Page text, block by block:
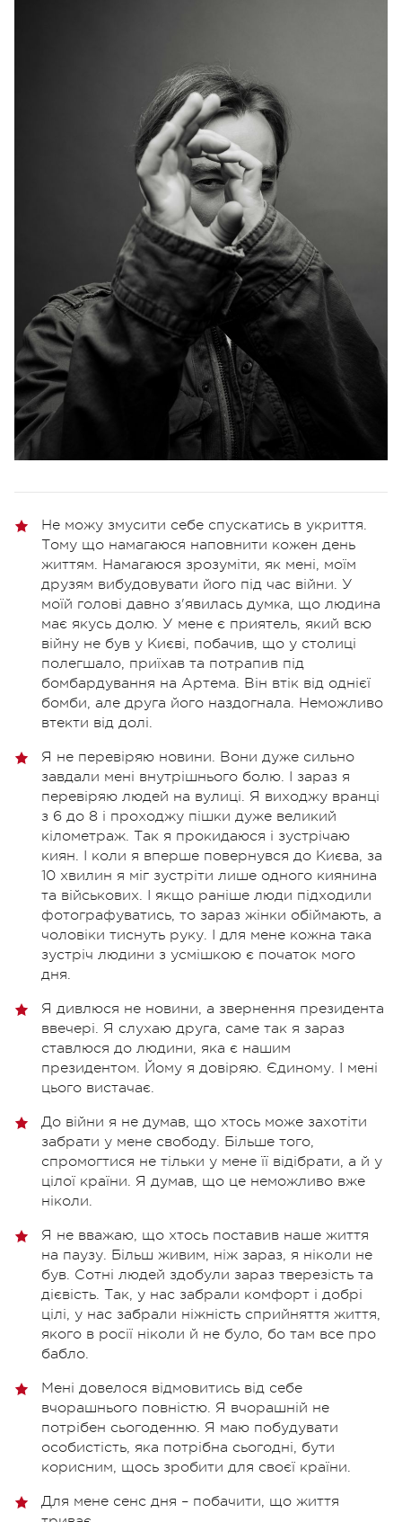
Не можу змусити себе спускатись в укриття.
Тому що намагаюся наповнити кожен день
життям. Намагаюся зрозуміти, як мені, моїм
друзям вибудовувати його під час війни. У
моїй голові давно з'явилась думка, що людина
має якусь долю. У мене є приятель, який всю
війну не був у Києві, побачив, що у столиці
полегшало, приїхав та потрапив під
бомбардування на Артема. Він втік від однієї
бомби, але друга його наздогнала. Неможливо
втекти від долі.
Я не перевіряю новини. Вони дуже сильно
завдали мені внутрішнього болю. І зараз я
перевіряю людей на вулиці. Я виходжу вранці
з 6 до 8 і проходжу пішки дуже великий
кілометраж. Так я прокидаюся і зустрічаю
киян. І коли я вперше повернувся до Києва, за
10 хвилин я міг зустріти лише одного киянина
та військових. І якщо раніше люди підходили
фотографуватись, то зараз жінки обіймають, а
чоловіки тиснуть руку. І для мене кожна така
зустріч людини з усмішкою є початок мого
дня.
Я дивлюся не новини, а звернення президента
ввечері. Я слухаю друга, саме так я зараз
ставлюся до людини, яка є нашим
президентом. Йому я довіряю. Єдиному. І мені
цього вистачає.
До війни я не думав, що хтось може захотіти
забрати у мене свободу. Більше того,
спромогтися не тільки у мене її відібрати, а й у
цілої країни. Я думав, що це неможливо вже
ніколи.
Я не вважаю, що хтось поставив наше життя
на паузу. Більш живим, ніж зараз, я ніколи не
був. Сотні людей здобули зараз тверезість та
дієвість. Так, у нас забрали комфорт і добрі
цілі, у нас забрали ніжність сприйняття життя,
якого в росії ніколи й не було, бо там все про
бабло.
Мені довелося відмовитись від себе
вчорашнього повністю. Я вчорашній не
потрібен сьогоденню. Я маю побудувати
особистість, яка потрібна сьогодні, бути
корисним, щось зробити для своєї країни.
Для мене сенс дня – побачити, що життя